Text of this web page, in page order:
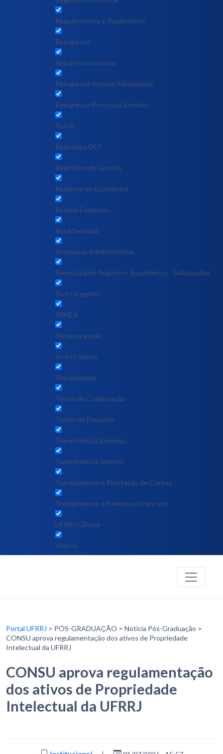
Regulamentos e Regimentos
Reingresso
Reingresso Interno
Reingresso Interno Modalidade
Reingresso Processo Anterior
Reitor
Relatórios DCF
Relatórios de Gestão
Religioso ou Ecumênico
Revista Extensão
Rural Semanal
Secretaria Administrativa
Secretaria de Registros Acadêmicos - Solicitações
Sem categoria
SEMEX
Serviços gerais
Stricto Sensu
Terceirizados
Termo de Colaboração
Termo de Fomento
Transferência Externa
Transferência Interna
Transparência e Prestação de Contas
Treinamentos e Palestras Financeiro
UFRRJ Ciência
Vídeos
Portal UFRRJ > PÓS-GRADUAÇÃO > Noticia Pós-Graduação >
CONSU aprova regulamentação dos ativos de Propriedade
Intelectual da UFRRJ
CONSU aprova regulamentação
dos ativos de Propriedade
Intelectual da UFRRJ